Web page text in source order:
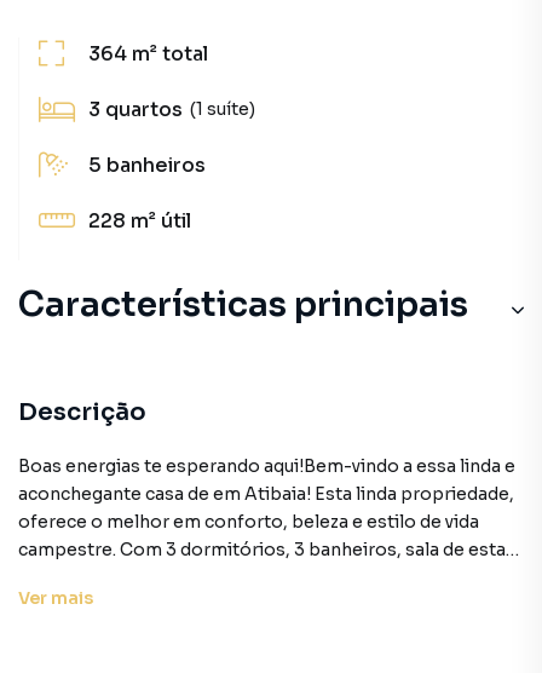
364 m²total
3 quartos (1 suíte)
5 banheiros
228 m² útil
Características principais
Descrição
Boas energias te esperando aqui!Bem-vindo a essa linda e
aconchegante casa de em Atibaia! Esta linda propriedade,
oferece o melhor em conforto, beleza e estilo de vida
campestre. Com 3 dormitórios, 3 banheiros, sala de estar,
gourmet, piscina e área de serviço, esta casa tem tudo que
Ver mais